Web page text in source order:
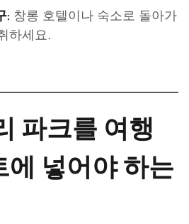
: 창롱 호텔이나 숙소로 돌아가
하세요.
파크를 여행
에 넣어야 하는